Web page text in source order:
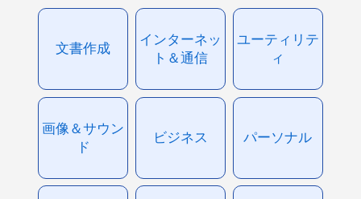
文書作成
インターネッ
ト＆通信
ユーティリテ
ィ
画像＆サウン
ド
ビジネス パーソナル